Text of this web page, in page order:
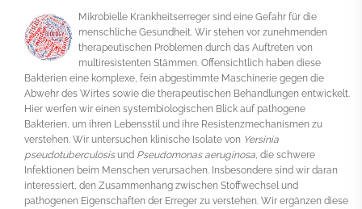
Mikrobielle Krankheitserreger sind eine Gefahr für die
menschliche Gesundheit. Wir stehen vor zunehmenden
therapeutischen Problemen durch das Auftreten von
multiresistenten Stämmen. Offensichtlich haben diese
Bakterien eine komplexe, fein abgestimmte Maschinerie gegen die
Abwehr des Wirtes sowie die therapeutischen Behandlungen entwickelt.
Hier werfen wir einen systembiologischen Blick auf pathogene
Bakterien, um ihren Lebensstil und ihre Resistenzmechanismen zu
verstehen. Wir untersuchen klinische Isolate von Yersinia
pseudotuberculosisund Pseudomonas aeruginosa , die schwere
Infektionen beim Menschen verursachen. Insbesondere sind wir daran
interessiert, den Zusammenhang zwischen Stoffwechsel und
pathogenen Eigenschaften der Erreger zu verstehen. Wir ergänzen diese